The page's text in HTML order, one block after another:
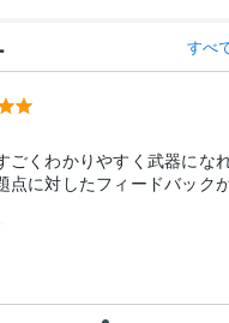
すべ
ごくわかりやすく武器になれ
点に対したフィードバック